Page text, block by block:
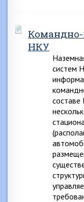
НКУ
систем